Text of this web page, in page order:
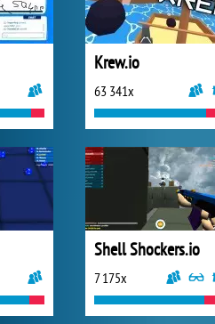
Krew.io
63 341x
Shell Shockers.io
7 175x